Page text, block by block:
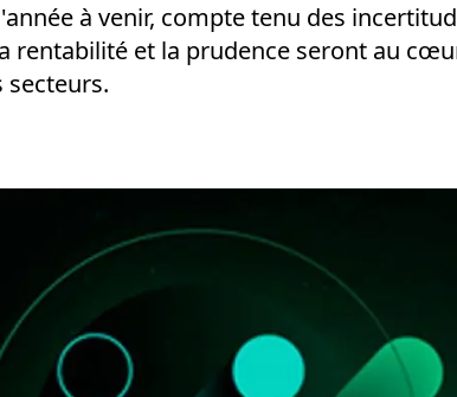
à venir, compte tenu des
rentabilité et la prudence seront au
secteurs.